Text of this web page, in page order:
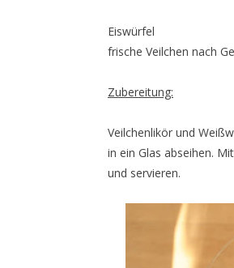
Eiswürfel
frische Veilchen nach
Zubereitung:
Veilchenlikör und
in ein Glas abseihen.
und servieren.